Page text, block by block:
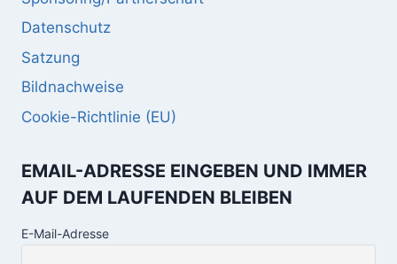
Datenschutz
Satzung
Bildnachweise
Cookie-Richtlinie (EU)
EMAIL-ADRESSE EINGEBEN UND IMMER
AUF DEM LAUFENDEN BLEIBEN
E-Mail-Adresse